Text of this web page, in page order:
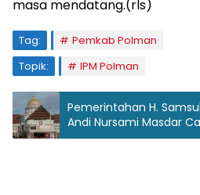
masa mendatang.(rls)
Tag:
Pemkab Polman
Topik:
IPM Polman
Pemerintahan H.
Andi Nursami Masdar
Penurunan Kemiskinan